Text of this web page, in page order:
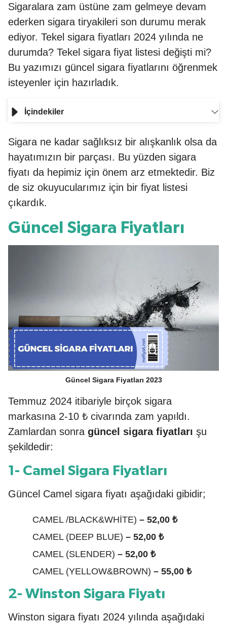
Sigaralara zam üstüne zam gelmeye devam
ederken sigara tiryakileri son durumu merak
ediyor. Tekel sigara fiyatları 2024 yılında ne
durumda? Tekel sigara fiyat listesi değişti mi?
Bu yazımızı güncel sigara fiyatlarını öğrenmek
isteyenler için hazırladık.
İçindekiler
Sigara ne kadar sağlıksız bir alışkanlık olsa da
hayatımızın bir parçası. Bu yüzden sigara
fiyatı da hepimiz için önem arz etmektedir. Biz
de siz okuyucularımız için bir fiyat listesi
çıkardık.
Güncel Sigara Fiyatları
Güncel Sigara Fiyatları 2023
Temmuz 2024 itibariyle birçok sigara
markasına 2-10 ₺ civarında zam yapıldı.
Zamlardan sonra güncel sigara fiyatları şu
şekildedir:
1- Camel Sigara Fiyatları
Güncel Camel sigara fiyatı aşağıdaki gibidir;
CAMEL /BLACK&WHİTE) – 52,00 ₺
CAMEL (DEEP BLUE) – 52,00 ₺
CAMEL (SLENDER) – 52,00 ₺
CAMEL (YELLOW&BROWN) – 55,00 ₺
2- Winston Sigara Fiyatı
Winston sigara fiyatı 2024 yılında aşağıdaki